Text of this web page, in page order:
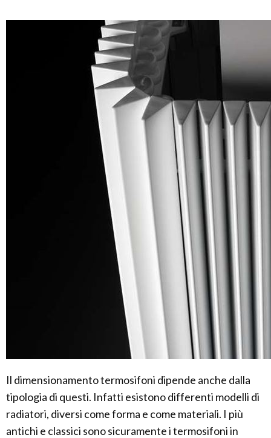
Il dimensionamento termosifoni dipende anche dalla
tipologia di questi. Infatti esistono differenti modelli di
radiatori, diversi come forma e come materiali. I più
antichi e classici sono sicuramente i termosifoni in